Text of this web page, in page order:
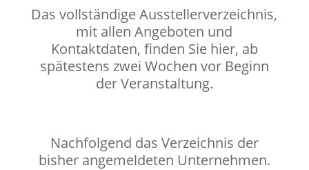
Das vollständige Ausstellerverzeichnis,
mit allen Angeboten und
Kontaktdaten, finden Sie hier, ab
spätestens zwei Wochen vor Beginn
der Veranstaltung.
Nachfolgend das Verzeichnis der
bisher angemeldeten Unternehmen.